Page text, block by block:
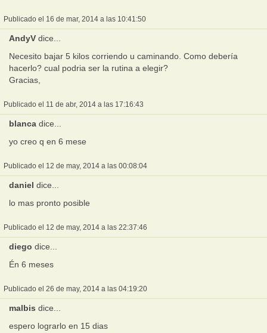
Publicado el 16 de mar, 2014 a las 10:41:50
AndyV dice...
Necesito bajar 5 kilos corriendo u caminando. Como debería
hacerlo? cual podria ser la rutina a elegir?
Gracias,
Publicado el 11 de abr, 2014 a las 17:16:43
blanca dice...
yo creo q en 6 mese
Publicado el 12 de may, 2014 a las 00:08:04
daniel dice...
lo mas pronto posible
Publicado el 12 de may, 2014 a las 22:37:46
diego dice...
Én 6 meses
Publicado el 26 de may, 2014 a las 04:19:20
malbis dice...
espero lograrlo en 15 dias